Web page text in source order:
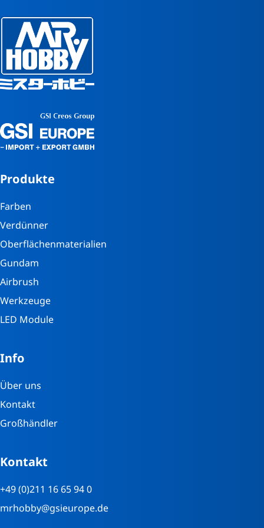
Produkte
Farben
Verdünner
Oberflächenmaterialien
Gundam
Airbrush
Werkzeuge
LED Module
Info
Über uns
Kontakt
Großhändler
Kontakt
+49 (0)211 16 65 94 0
mrhobby@gsieurope.de